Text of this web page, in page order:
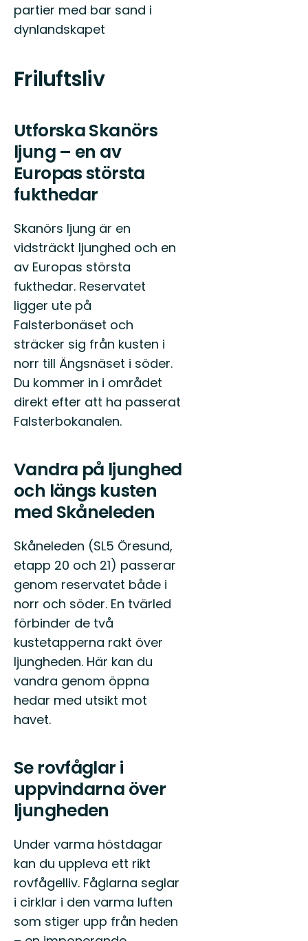
partier med bar sand i
dynlandskapet
Friluftsliv
Utforska Skanörs
ljung – en av
Europas största
fukthedar
Skanörs ljung är en
vidsträckt ljunghed och en
av Europas största
fukthedar. Reservatet
ligger ute på
Falsterbonäset och
sträcker sig från kusten i
norr till Ängsnäset i söder.
Du kommer in i området
direkt efter att ha passerat
Falsterbokanalen.
Vandra på ljunghed
och längs kusten
med Skåneleden
Skåneleden (SL5 Öresund,
etapp 20 och 21) passerar
genom reservatet både i
norr och söder. En tvärled
förbinder de två
kustetapperna rakt över
ljungheden. Här kan du
vandra genom öppna
hedar med utsikt mot
havet.
Se rovfåglar i
uppvindarna över
ljungheden
Under varma höstdagar
kan du uppleva ett rikt
rovfågelliv. Fåglarna seglar
i cirklar i den varma luften
som stiger upp från heden